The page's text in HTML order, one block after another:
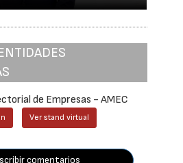
de Empresas - AMEC
Ver stand virtual
comentarios